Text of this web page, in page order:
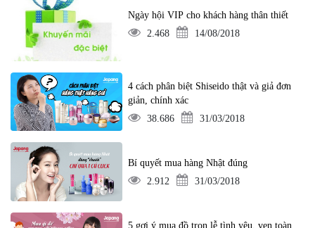
Ngày hội VIP cho khách hàng thân thiết
2.468
14/08/2018
4 cách phân biệt Shiseido thật và giả đơn
giản, chính xác
38.686
31/03/2018
Bí quyết mua hàng Nhật đúng
2.912
31/03/2018
5 gợi ý mua đồ trọn lễ tình yêu, vẹn toàn